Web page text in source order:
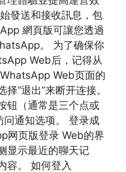
發送和接收訊息，包
網頁版可讓您透過
。 为了确保你
Web后，记得从
Web页面的
“退出”来断开连接。
钮（通常是三个点或
问通知选项。 登录成
网页版登录 Web的界
显示最近的聊天记
容。 如何登入